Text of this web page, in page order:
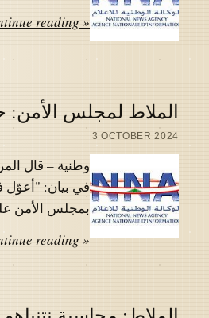
reading »
الملاط لمجلس الأمن:
3 OCTOBER 2024
وطنية – قال
في بيان:
بمجلس الأمن
reading »